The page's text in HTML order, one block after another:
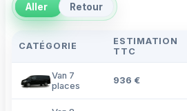
Aller Retour
CATÉGORIE
ESTIMATION
TTC
Van 7
places
936 €